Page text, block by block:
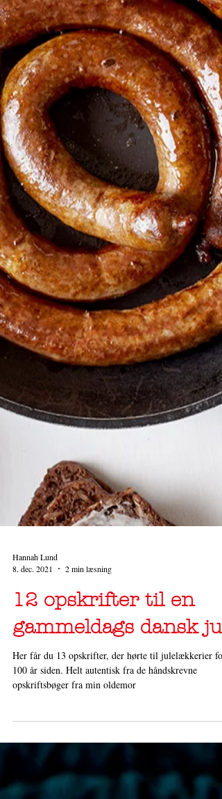
8. dec. 2021
2 min læsning
12 opskrifter til en
gammeldags dansk jul
Her får du 13 opskrifter, der hørte til julelækkerier for